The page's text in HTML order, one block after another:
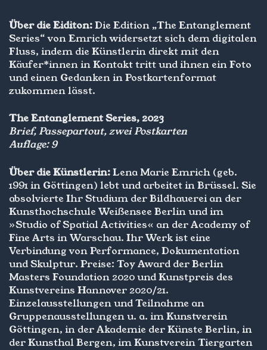
Über die Eiditon:Die Edition „The Entanglement
Series“ von Emrich widersetzt sich dem digitalen
Fluss, indem die Künstlerin direkt mit den
Käufer*innen in Kontakt tritt und ihnen ein Foto
und einen Gedanken in Postkartenformat
zukommen lässt.
The Entanglement Series, 2023
Brief, Passepartout, zwei Postkarten
Auflage: 9
Über die Künstlerin:Lena Marie Emrich (geb.
1991 in Göttingen) lebt und arbeitet in Brüssel. Sie
absolvierte Ihr Studium der Bildhauerei an der
Kunsthochschule Weißensee Berlin und im
»Studio of Spatial Activities« an der Academy of
Fine Arts in Warschau. Ihr Werk ist eine
Verbindung von Performance, Dokumentation
und Skulptur. Preise: Toy Award der Berlin
Masters Foundation 2020 und Kunstpreis des
Kunstvereins Hannover 2020/21.
Einzelausstellungen und Teilnahme an
Gruppenausstellungen u. a. im Kunstverein
Göttingen, in der Akademie der Künste Berlin, in
der Kunsthal Bergen, im Kunstverein Tiergarten